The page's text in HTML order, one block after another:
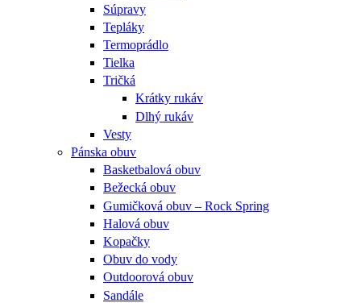
Súpravy
Tepláky
Termoprádlo
Tielka
Tričká
Krátky rukáv
Dlhý rukáv
Vesty
Pánska obuv
Basketbalová obuv
Bežecká obuv
Gumičková obuv – Rock Spring
Halová obuv
Kopačky
Obuv do vody
Outdoorová obuv
Sandále